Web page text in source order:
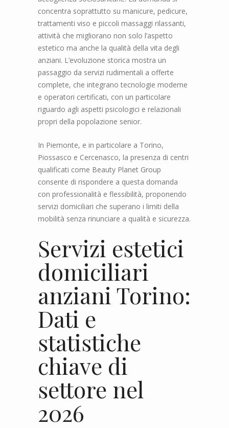
concentra soprattutto su manicure, pedicure,
trattamenti viso e piccoli massaggi rilassanti,
attività che migliorano non solo l’aspetto
estetico ma anche la qualità della vita degli
anziani. L’evoluzione storica mostra un
passaggio da servizi rudimentali a offerte
complete, che integrano tecnologie moderne
e operatori certificati, con un particolare
riguardo agli aspetti psicologici e relazionali
propri della popolazione senior.
In Piemonte, e in particolare a Torino,
Piossasco e Cercenasco, la presenza di centri
qualificati come Beauty Planet Group
consente di rispondere a questa domanda
con professionalità e flessibilità, proponendo
servizi domiciliari che superano i limiti della
mobilità senza rinunciare a qualità e sicurezza.
Servizi estetici
domiciliari
anziani Torino:
Dati e
statistiche
chiave di
settore nel
2026